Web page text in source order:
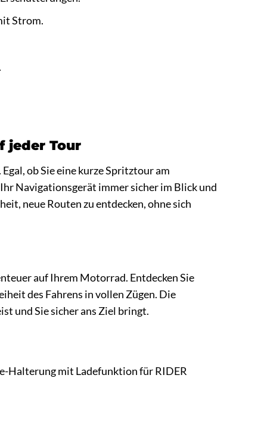
Strom.
jeder Tour
ob Sie eine kurze Spritztour am
Navigationsgerät immer sicher im Blick und
neue Routen zu entdecken, ohne sich
auf Ihrem Motorrad. Entdecken Sie
des Fahrens in vollen Zügen. Die
und Sie sicher ans Ziel bringt.
Halterung mit Ladefunktion für RIDER